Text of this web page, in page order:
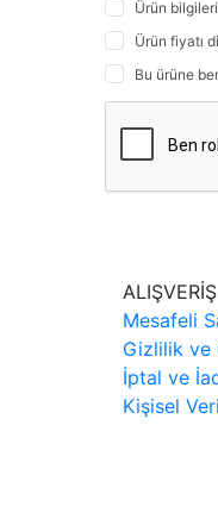
Ürün
Ürün fiyatı
Bu ürüne
ALIŞVERİŞ
Mesafeli
Gizlilik ve
İptal ve
Kişisel